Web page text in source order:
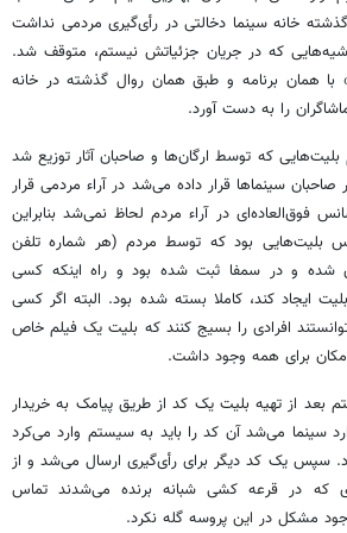
خانه سینما دخالتی در رأی‌گیری مردمی نداشت
که در جریان جزئیاتش نیستم، متوقف شد.
همان برنامه و طبق همان روال گذشته در خانه
را به دست آورد.
بلیت‌هایی که توسط ارگان‌ها و صاحبان آثار توزیع شد
صاحبان سینماها قرار داده می‌شد در آراء مردمی قرار
در آراء مردم لحاظ نمی‌شد بنابراین
بلیت‌هایی بود که توسط مردم (هر شماره تلفن
شده و در سمفا ثبت شده بود و راه اینکه کسی
ایجاد کند، کاملا بسته شده بود. البته اگر کسی
افرادی را بسیج کنند که بلیت یک فیلم خاص
برای همه وجود داشت.
بعد از تهیه بلیت یک کد از طریق پیامک به خریدار
سینما می‌شد آن کد را باید به سیستم وارد می‌کرد
سپس یک کد دیگر برای رأی‌گیری ارسال می‌شد و از
که در قرعه کشی شبانه برنده می‌شدند تماس
مشکل در این پروسه گله نکرد.